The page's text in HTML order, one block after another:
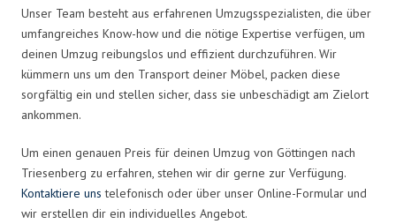
Unser Team besteht aus erfahrenen Umzugsspezialisten, die über
umfangreiches Know-how und die nötige Expertise verfügen, um
deinen Umzug reibungslos und effizient durchzuführen. Wir
kümmern uns um den Transport deiner Möbel, packen diese
sorgfältig ein und stellen sicher, dass sie unbeschädigt am Zielort
ankommen.
Um einen genauen Preis für deinen Umzug von Göttingen nach
Triesenberg zu erfahren, stehen wir dir gerne zur Verfügung.
Kontaktiere uns telefonisch oder über unser Online-Formular und
wir erstellen dir ein individuelles Angebot.